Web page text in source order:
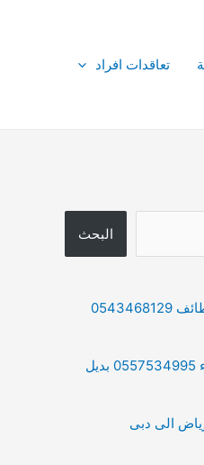
تعاقدات افراد
البحث
شركة تصميم نوافير بالطائف 0543468129
ديكورات داخلية بالاحساء 0557534995 بديل
الى دبى